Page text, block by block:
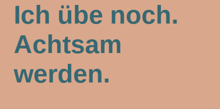
Ich übe noch.
Achtsam
werden.